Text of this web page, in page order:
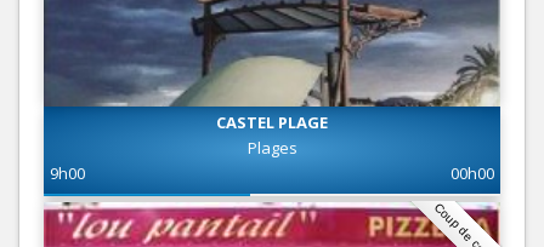
CASTEL PLAGE
Plages
9h00
00h00